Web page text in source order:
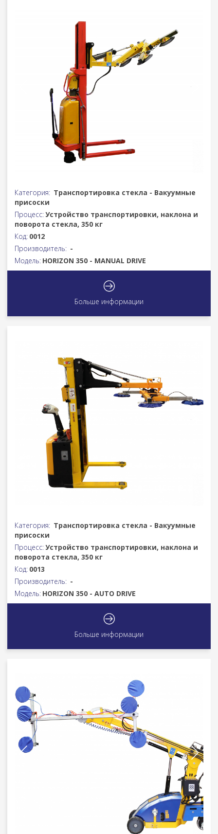
Категория: Транспортировка стекла - Вакуумные
присоски
Процесс:Устройство транспортировки, наклона и
поворота стекла, 350 кг
Код: 0012
Производитель: -
Модель: HORIZON 350 - MANUAL DRIVE
Больше информации
Категория: Транспортировка стекла - Вакуумные
присоски
Процесс:Устройство транспортировки, наклона и
поворота стекла, 350 кг
Код: 0013
Производитель: -
Модель: HORIZON 350 - AUTO DRIVE
Больше информации